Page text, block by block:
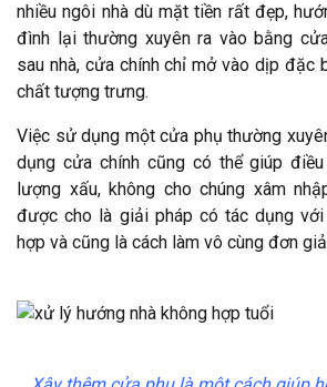
nhiều ngôi nhà dù mặt tiền rất đẹp,
đình lại thường xuyên ra vào bằng
sau nhà, cửa chính chỉ mở vào dịp đặc
chất tượng trưng.
Việc sử dụng một cửa phụ thường
dụng cửa chính cũng có thể giúp
lượng xấu, không cho chúng xâm
được cho là giải pháp có tác dụng
hợp và cũng là cách làm vô cùng đơn